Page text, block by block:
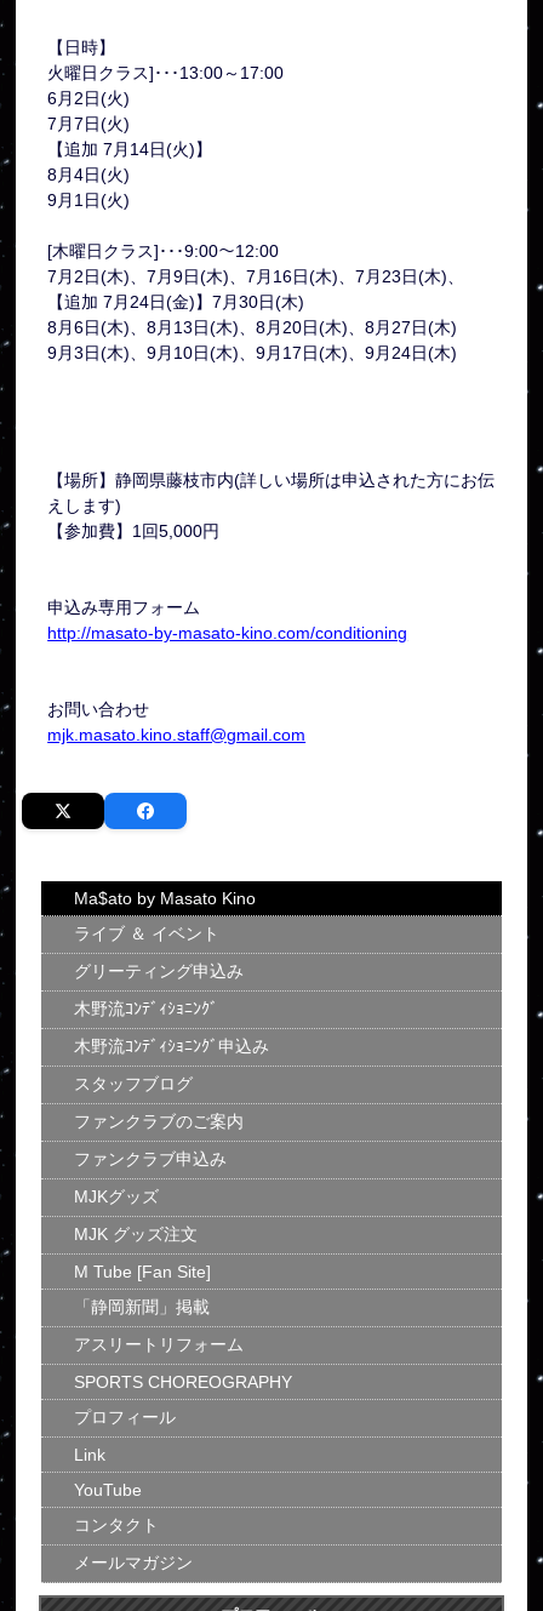
【日時】
火曜日クラス]･･･13:00～17:00
6月2日(火)
7月7日(火)
【追加 7月14日(火)】
8月4日(火)
9月1日(火)
[木曜日クラス]･･･9:00～12:00
7月2日(木)、7月9日(木)、7月16日(木)、7月23日(木)、
【追加 7月24日(金)】7月30日(木)
8月6日(木)、8月13日(木)、8月20日(木)、8月27日(木)
9月3日(木)、9月10日(木)、9月17日(木)、9月24日(木)
【場所】静岡県藤枝市内(詳しい場所は申込された方にお伝
えします)
【参加費】1回5,000円
申込み専用フォーム
http://masato-by-masato-kino.com/conditioning
お問い合わせ
mjk.masato.kino.staff@gmail.com
Ma$ato by Masato Kino
ライブ ＆ イベント
グリーティング申込み
木野流ｺﾝﾃﾞｨｼｮﾆﾝｸﾞ
木野流ｺﾝﾃﾞｨｼｮﾆﾝｸﾞ申込み
スタッフブログ
ファンクラブのご案内
ファンクラブ申込み
MJKグッズ
MJK グッズ注文
M Tube [Fan Site]
「静岡新聞」掲載
アスリートリフォーム
SPORTS CHOREOGRAPHY
プロフィール
Link
YouTube
コンタクト
メールマガジン